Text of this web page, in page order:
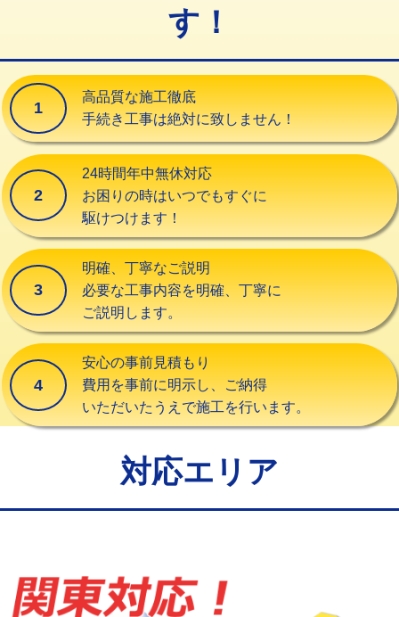
交換・取付(単水栓（壁付・デッキ
式）)
13,200円+材料費
交換・取付(混合水栓（壁付・デッキ
式・ワンホール）)
16,500円+材料費
交換・取付(排水栓・排水トラップ
（P/S/ポップアップ））
交換・取付（その他部品）
持込商品取付（単水栓）
持込商品取付（混合水栓） 16,500円
持込商品取付（浄水器・分岐水栓） 16,500円
給水管工事※（ホール加工)
給水管工事※（バンド止め) 3,300円
給水管工事※（保温材使用（バンド止
5,500円
給水管工事※（塩ビ管（VP・HI）使
用/3ｍまで)
す！
1
高品質な施工徹底
手続き工事は絶対に致しません！
2
24時間年中無休対応
お困りの時はいつでもすぐに
駆けつけます！
3
明確、丁寧なご説明
必要な工事内容を明確、丁寧に
ご説明します。
4
安心の事前見積もり
費用を事前に明示し、ご納得
いただいたうえで施工を行います。
対応エリア